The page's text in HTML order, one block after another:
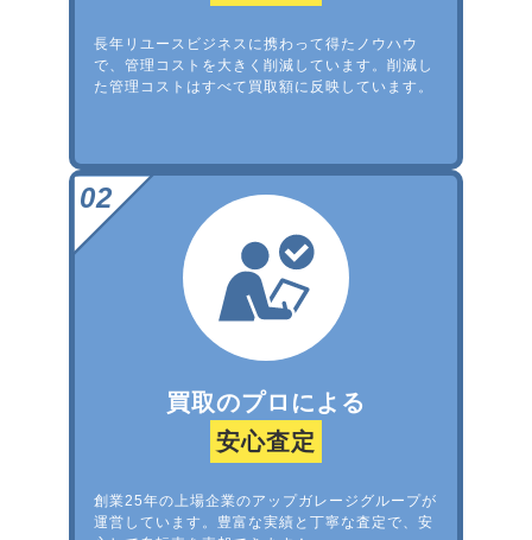
長年リユースビジネスに携わって得たノウハウ
で、管理コストを大きく削減しています。削減し
た管理コストはすべて買取額に反映しています。
買取のプロによる
安心査定
創業25年の上場企業のアップガレージグループが
運営しています。豊富な実績と丁寧な査定で、安